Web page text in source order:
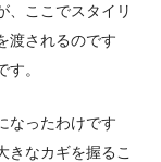
、ここでスタイリ
渡されるのです
。
なったわけです
なカギを握るこ